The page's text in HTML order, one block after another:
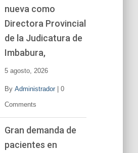
nueva como
Directora Provincial
de la Judicatura de
Imbabura,
5 agosto, 2026
By Administrador| 0
Comments
Gran demanda de
pacientes en